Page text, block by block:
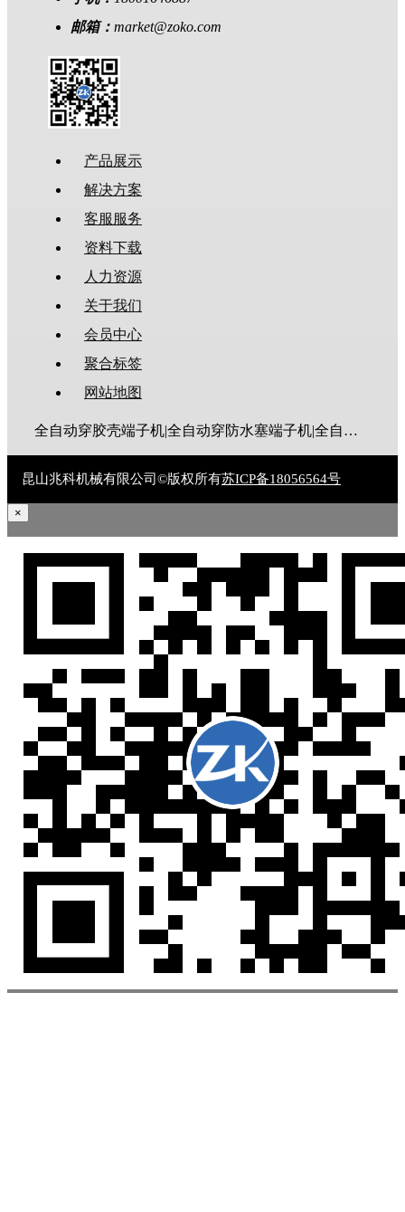
邮箱： market@zoko.com
产品展示
解决方案
客服服务
资料下载
人力资源
关于我们
会员中心
聚合标签
网站地图
全自动穿胶壳端子机|全自动穿防水塞端子机|全自动穿热缩管端子机|全自动穿护套端子机|全自动穿号码管端子机|全自动端子机|全自动穿防水栓端子机|端子压着机|端子压接机|静音端子机|多芯线端子机|护套线端子机|全自动排线端子机|新能源大平方压接机|电脑剥线机|自动剥线机|裁线机|剥线机
昆山兆科机械有限公司©版权所有苏ICP备18056564号
×